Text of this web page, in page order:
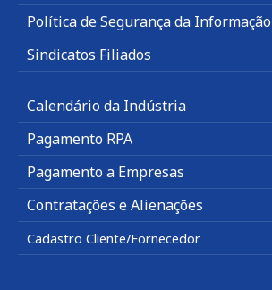
Política de Segurança da Informação
Sindicatos Filiados
Calendário da Indústria
Pagamento RPA
Pagamento a Empresas
Contratações e Alienações
Cadastro Cliente/Fornecedor